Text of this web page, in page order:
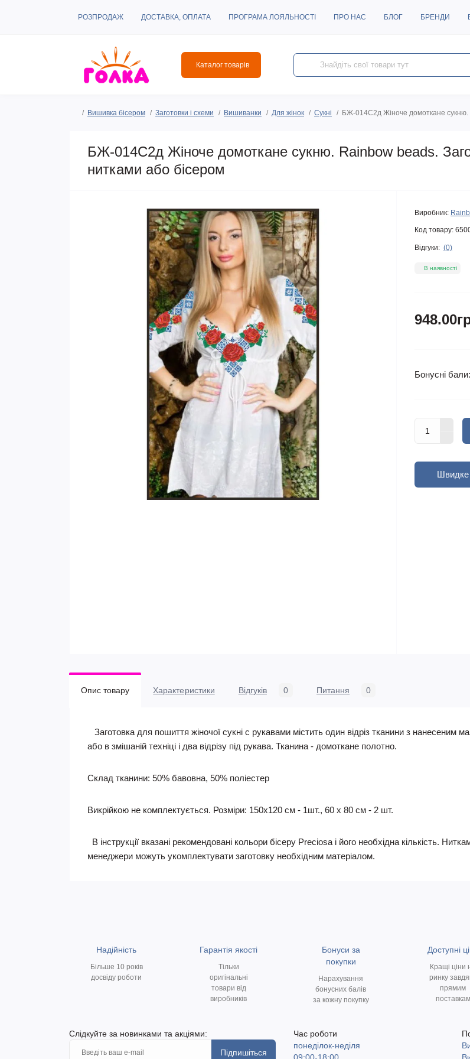
РОЗПРОДАЖ ДОСТАВКА, ОПЛАТА ПРОГРАМА ЛОЯЛЬНОСТІ ПРО НАС БЛОГ БРЕНДИ
Каталог товарів
Вишивка бісером Заготовки і схеми Вишиванки Для жінок Сукні БЖ-014С2д Жіноче домоткане сукню.
БЖ-014С2д Жіноче домоткане сукню. Rainbow beads.
нитками або бісером
Виробник:
Код товару:
Відгуки: (0)
В наявності
Бонусні
Швидке
Опис товару Характеристики Відгуків 0 Питання 0
Заготовка для пошиття жіночої сукні c рукавами містить один відріз тканини з
або в змішаній техніці і два відрізу під рукава. Тканина - домоткане полотно.
Склад тканини: 50% бавовна, 50% поліестер
Викрійкою не комплектується. Розміри: 150х120 см - 1шт., 60 х 80 см - 2 шт.
В інструкції вказані рекомендовані кольори бісеру Preciosa і його необхідна кількість.
менеджери можуть укомплектувати заготовку необхідним матеріалом.
Надійність
Більше 10 років
досвіду роботи
Гарантія якості
Тільки
оригінальні
товари від
виробників
Бонуси за
покупки
Нарахування
бонусних балів
за кожну покупку
Доступні
Кращі ціни
ринку
прямим
поставкам
Слідкуйте за новинками та акціями:
Підпишіться
Час роботи
понеділок-неділя